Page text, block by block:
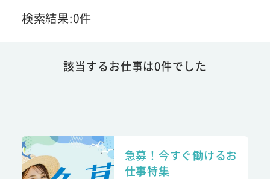
検索結果:0件
該当するお仕事は0件でした
急募！今すぐ働けるお
仕事特集